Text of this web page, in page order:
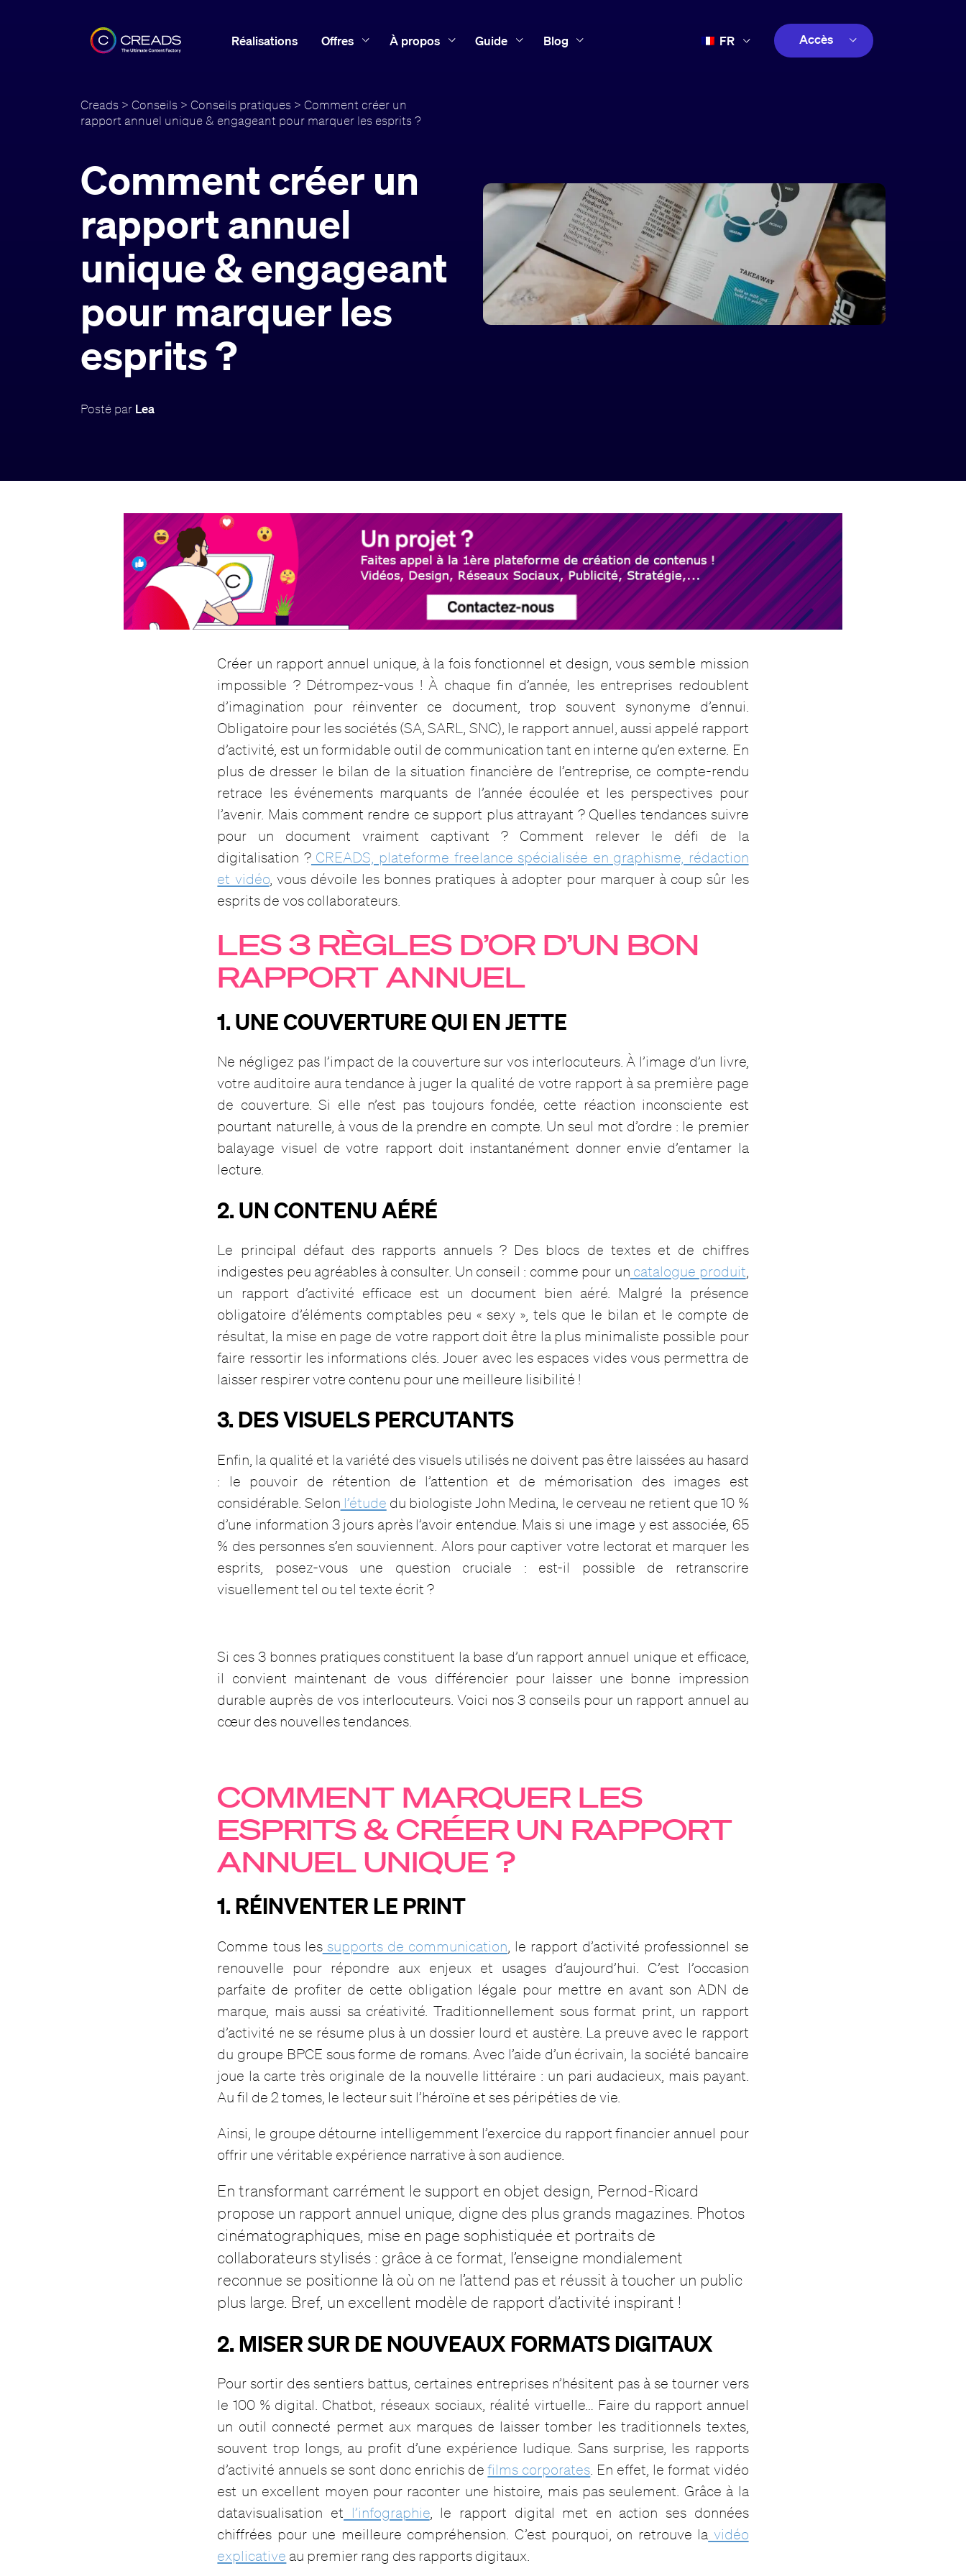
Réalisations Offres À propos Guide Blog FR Accès
Creads >Conseils >Conseils pratiques > Comment créer un
rapport annuel unique & engageant pour marquer les esprits ?
Comment créer un
rapport annuel
unique & engageant
pour marquer les
esprits ?
Posté par Lea
Créer un rapport annuel unique, à la fois fonctionnel et design, vous semble mission
impossible ? Détrompez-vous ! À chaque fin d’année, les entreprises redoublent
d’imagination pour réinventer ce document, trop souvent synonyme d’ennui.
Obligatoire pour les sociétés (SA, SARL, SNC), le rapport annuel, aussi appelé rapport
d’activité, est un formidable outil de communication tant en interne qu’en externe. En
plus de dresser le bilan de la situation financière de l’entreprise, ce compte-rendu
retrace les événements marquants de l’année écoulée et les perspectives pour
l’avenir. Mais comment rendre ce support plus attrayant ? Quelles tendances suivre
pour un document vraiment captivant ? Comment relever le défi de la
digitalisation ?CREADS, plateforme freelance spécialisée en graphisme, rédaction
et vidéo, vous dévoile les bonnes pratiques à adopter pour marquer à coup sûr les
esprits de vos collaborateurs.
LES 3 RÈGLES D’OR D’UN BON
RAPPORT ANNUEL
1. UNE COUVERTURE QUI EN JETTE
Ne négligez pas l’impact de la couverture sur vos interlocuteurs. À l’image d’un livre,
votre auditoire aura tendance à juger la qualité de votre rapport à sa première page
de couverture. Si elle n’est pas toujours fondée, cette réaction inconsciente est
pourtant naturelle, à vous de la prendre en compte. Un seul mot d’ordre : le premier
balayage visuel de votre rapport doit instantanément donner envie d’entamer la
lecture.
2. UN CONTENU AÉRÉ
Le principal défaut des rapports annuels ? Des blocs de textes et de chiffres
indigestes peu agréables à consulter. Un conseil : comme pour un catalogue produit
un rapport d’activité efficace est un document bien aéré. Malgré la présence
obligatoire d’éléments comptables peu « sexy », tels que le bilan et le compte de
résultat, la mise en page de votre rapport doit être la plus minimaliste possible pour
faire ressortir les informations clés. Jouer avec les espaces vides vous permettra de
laisser respirer votre contenu pour une meilleure lisibilité !
3. DES VISUELS PERCUTANTS
Enfin, la qualité et la variété des visuels utilisés ne doivent pas être laissées au hasard
: le pouvoir de rétention de l’attention et de mémorisation des images est
considérable. Selon l’étude du biologiste John Medina, le cerveau ne retient que 10 %
d’une information 3 jours après l’avoir entendue. Mais si une image y est associée, 65
% des personnes s’en souviennent. Alors pour captiver votre lectorat et marquer les
esprits, posez-vous une question cruciale : est-il possible de retranscrire
visuellement tel ou tel texte écrit ?
Si ces 3 bonnes pratiques constituent la base d’un rapport annuel unique et efficace,
il convient maintenant de vous différencier pour laisser une bonne impression
durable auprès de vos interlocuteurs. Voici nos 3 conseils pour un rapport annuel au
cœur des nouvelles tendances.
COMMENT MARQUER LES
ESPRITS & CRÉER UN RAPPORT
ANNUEL UNIQUE ?
1. RÉINVENTER LE PRINT
Comme tous lessupports de communication , le rapport d’activité professionnel se
renouvelle pour répondre aux enjeux et usages d’aujourd’hui. C’est l’occasion
parfaite de profiter de cette obligation légale pour mettre en avant son ADN de
marque, mais aussi sa créativité. Traditionnellement sous format print, un rapport
d’activité ne se résume plus à un dossier lourd et austère. La preuve avec le rapport
du groupe BPCE sous forme de romans. Avec l’aide d’un écrivain, la société bancaire
joue la carte très originale de la nouvelle littéraire : un pari audacieux, mais payant.
Au fil de 2 tomes, le lecteur suit l’héroïne et ses péripéties de vie.
Ainsi, le groupe détourne intelligemment l’exercice du rapport financier annuel pour
offrir une véritable expérience narrative à son audience.
En transformant carrément le support en objet design, Pernod-Ricard
propose un rapport annuel unique, digne des plus grands magazines. Photos
cinématographiques, mise en page sophistiquée et portraits de
collaborateurs stylisés : grâce à ce format, l’enseigne mondialement
reconnue se positionne là où on ne l’attend pas et réussit à toucher un public
plus large. Bref, un excellent modèle de rapport d’activité inspirant !
2. MISER SUR DE NOUVEAUX FORMATS DIGITAUX
Pour sortir des sentiers battus, certaines entreprises n’hésitent pas à se tourner vers
le 100 % digital. Chatbot, réseaux sociaux, réalité virtuelle… Faire du rapport annuel
un outil connecté permet aux marques de laisser tomber les traditionnels textes,
souvent trop longs, au profit d’une expérience ludique. Sans surprise, les rapports
d’activité annuels se sont donc enrichis defilms corporates . En effet, le format vidéo
est un excellent moyen pour raconter une histoire, mais pas seulement. Grâce à la
datavisualisation et l’infographie, le rapport digital met en action ses données
chiffrées pour une meilleure compréhension. C’est pourquoi, on retrouve la vidéo
explicative au premier rang des rapports digitaux.